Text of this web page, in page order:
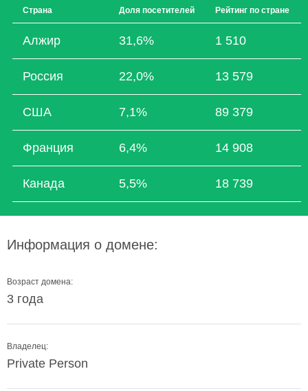
Страна Доля посетителей Рейтинг по стране
Алжир 31,6% 1 510
Россия 22,0% 13 579
США 7,1% 89 379
Франция 6,4% 14 908
Канада 5,5% 18 739
Информация о домене:
Возраст домена:
3 года
Владелец:
Private Person